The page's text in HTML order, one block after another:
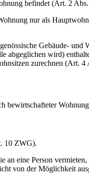
befindet (Art. 2
nur als
Gebäude- und
abgeglichen wird)
zurechnen (Art.
bewirtschafteter
10 ZWG).
eine Person
von der Möglichkeit